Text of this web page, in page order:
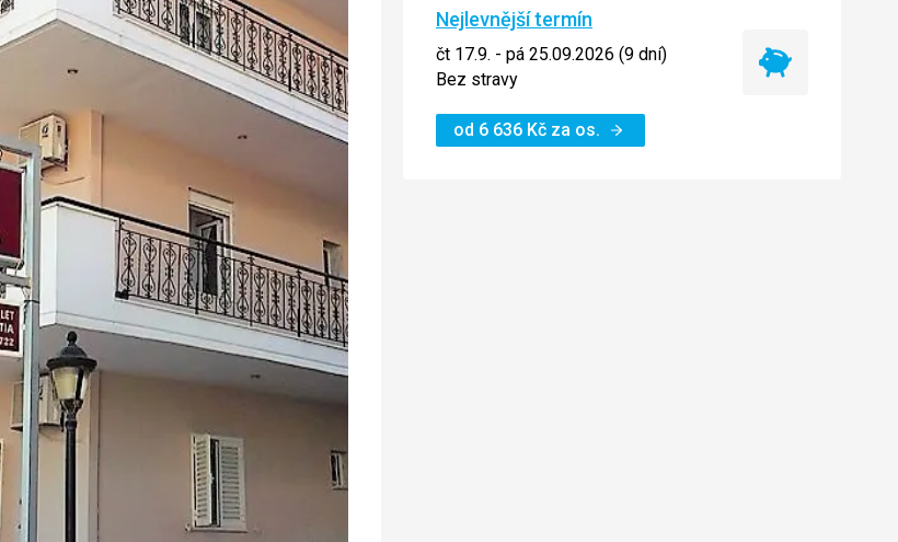
Nejlevnější termín
čt 17.9. - pá 25.09.2026 (9 dní)
Bez stravy
od 6 636 Kč za os.
Nejlevnější